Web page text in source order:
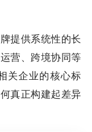
提供系统性的长
营、跨境协同等
关企业的核心标
真正构建起差异